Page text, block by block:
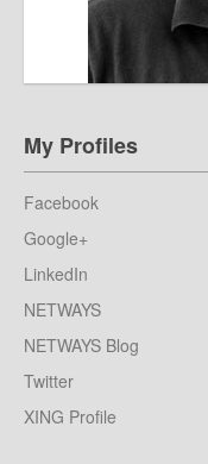
My Profiles
Facebook
Google+
LinkedIn
NETWAYS
NETWAYS Blog
Twitter
XING Profile